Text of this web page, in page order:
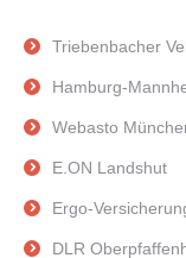
Triebenbacher
Hamburg-
Webasto
E.ON Landshut
Ergo-
DLR